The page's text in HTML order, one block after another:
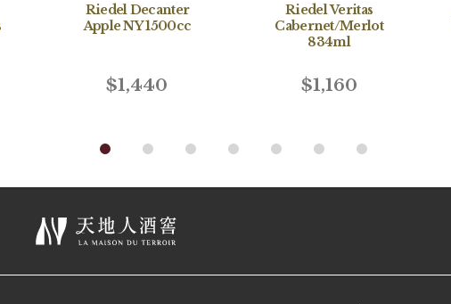
Riedel Decanter
Apple NY 1500cc
$1,440
Riedel Veritas
Cabernet/Merlot
834ml
$1,160